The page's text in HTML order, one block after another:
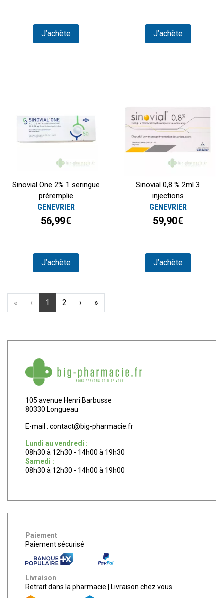
J’achète J’achète
Sinovial One 2% 1 seringue
préremplie
GENEVRIER
56,99€
J’achète
Sinovial 0,8 % 2ml 3
injections
GENEVRIER
59,90€
J’achète
« ‹ 1 2 › »
105 avenue Henri Barbusse
80330 Longueau
E-mail : contact@big-pharmacie.fr
Lundi au vendredi :
08h30 à 12h30 - 14h00 à 19h30
Samedi :
08h30 à 12h30 - 14h00 à 19h00
Paiement
Paiement sécurisé
Livraison
Retrait dans la pharmacie
Livraison chez vous